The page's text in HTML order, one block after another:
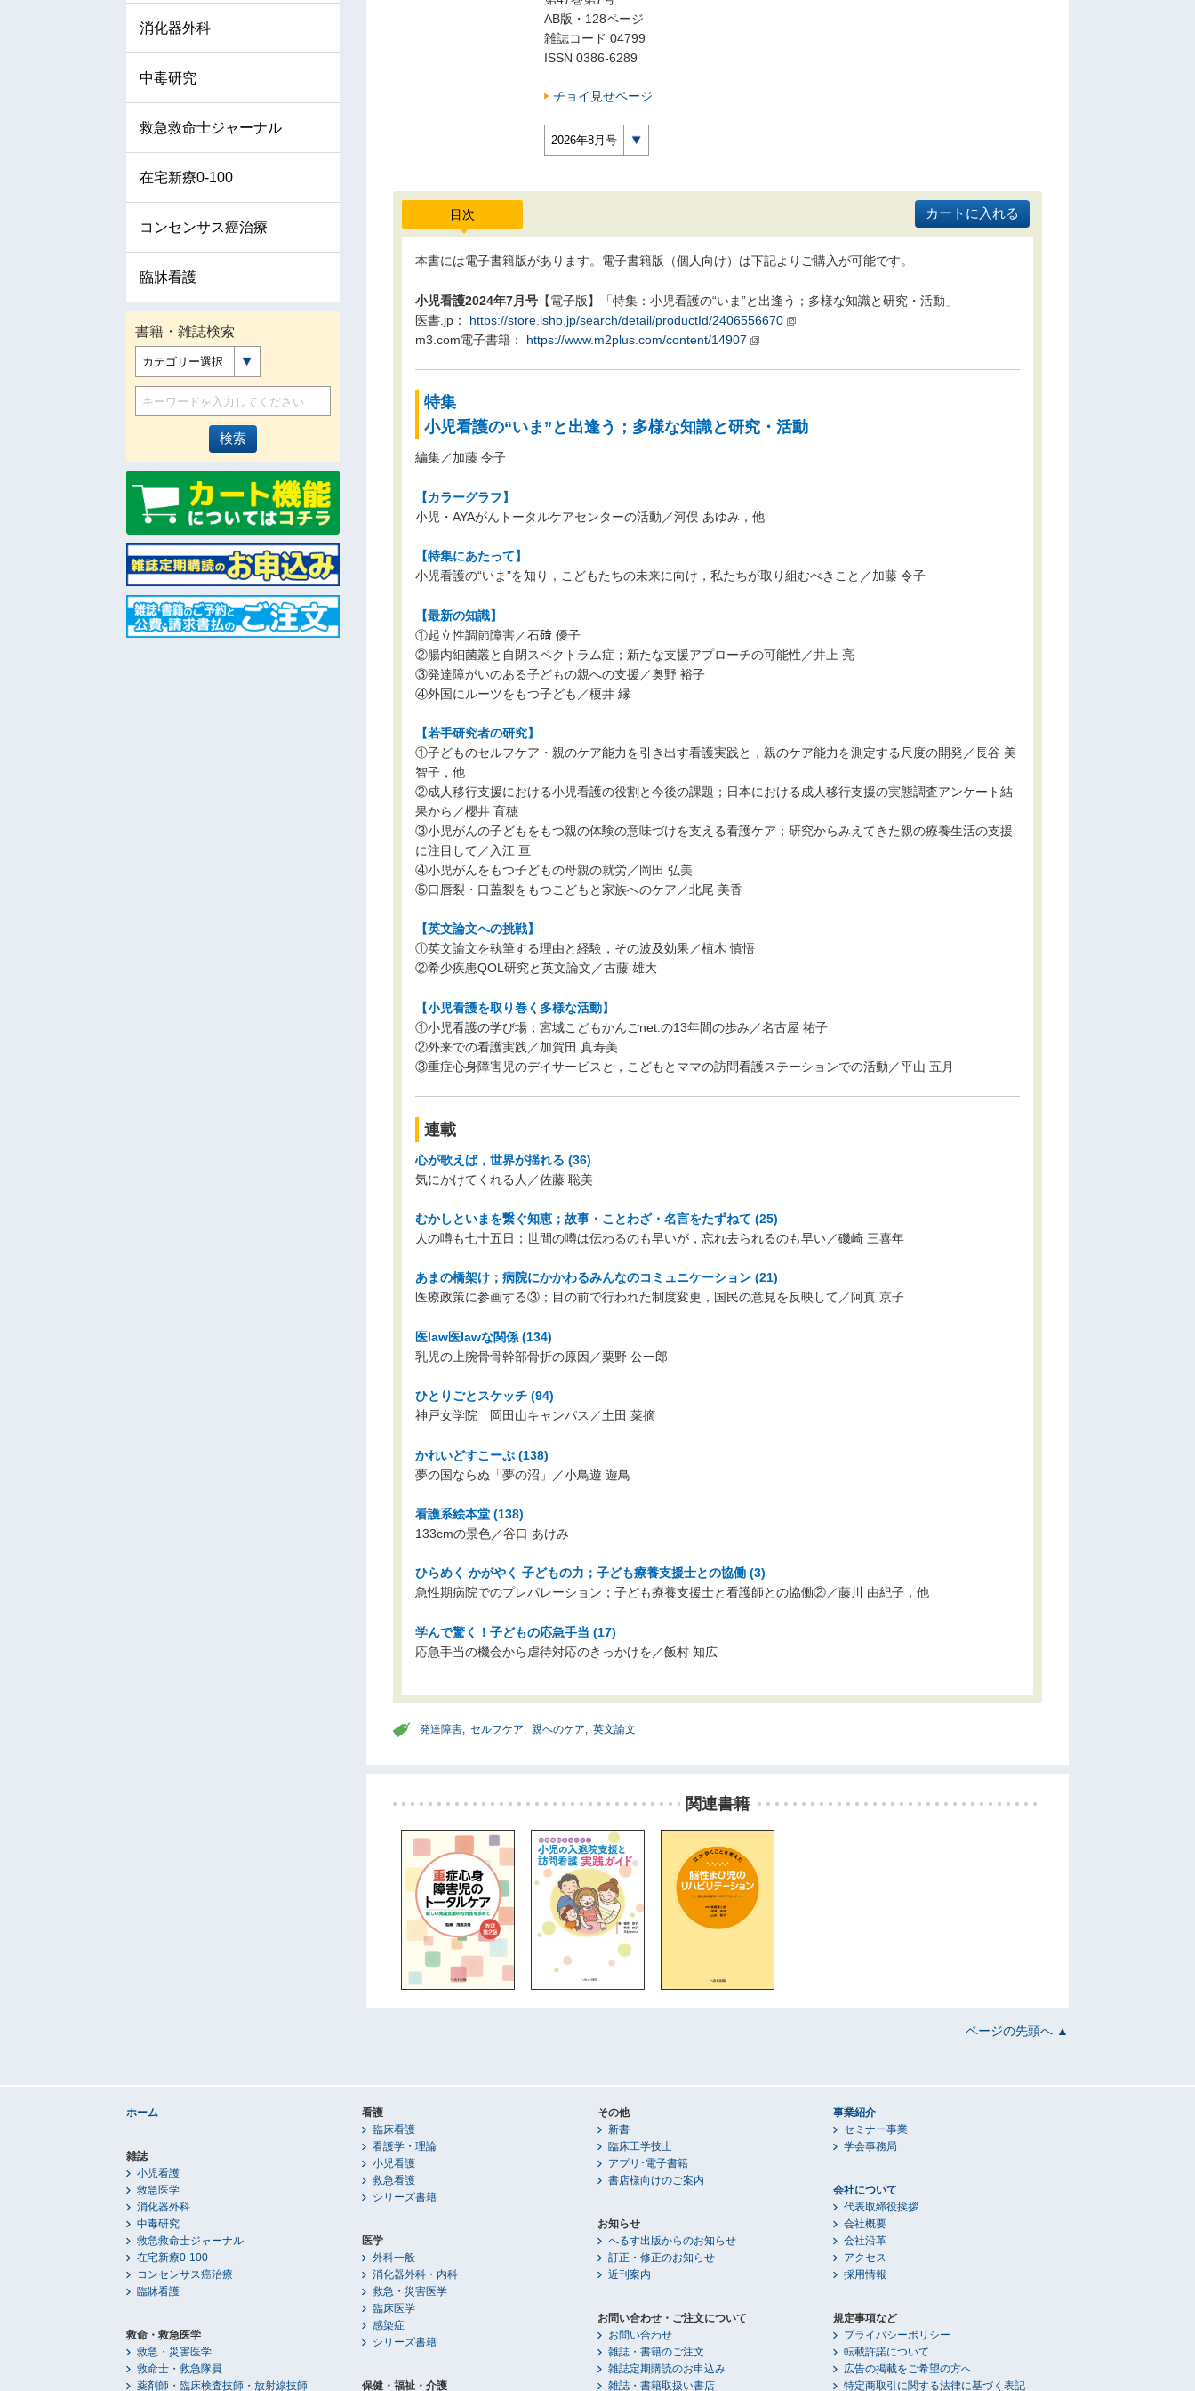
AB版・128ページ
雑誌コード 04799
ISSN 0386-6289
チョイ見せページ
2026年8月号
目次
本書には電子書籍版があります。電子書籍版（個人向け）は下記よりご購入が可能です。
小児看護2024年7月号 【電子版】「特集：小児看護の“いま”と出逢う；多様な知識と研究・活動」
医書.jp： https://store.isho.jp/search/detail/productId/2406556670
m3.com電子書籍： https://www.m2plus.com/content/14907
特集
小児看護の“いま”と出逢う；多様な知識と研究・活動
編集／加藤 令子
【カラーグラフ】
小児・AYAがんトータルケアセンターの活動／河俣 あゆみ，他
【特集にあたって】
小児看護の“いま”を知り，こどもたちの未来に向け，私たちが取り組むべきこと／加藤 令子
【最新の知識】
①起立性調節障害／石𥔎 優子
②腸内細菌叢と自閉スペクトラム症；新たな支援アプローチの可能性／井上 亮
③発達障がいのある子どもの親への支援／奥野 裕子
④外国にルーツをもつ子ども／榎井 縁
【若手研究者の研究】
①子どものセルフケア・親のケア能力を引き出す看護実践と，親のケア能力を測定する尺度の開発／長谷 美
智子，他
②成人移行支援における小児看護の役割と今後の課題；日本における成人移行支援の実態調査アンケート結
果から／櫻井 育穂
③小児がんの子どもをもつ親の体験の意味づけを支える看護ケア；研究からみえてきた親の療養生活の支援
に注目して／入江 亘
④小児がんをもつ子どもの母親の就労／岡田 弘美
⑤口唇裂・口蓋裂をもつこどもと家族へのケア／北尾 美香
【英文論文への挑戦】
①英文論文を執筆する理由と経験，その波及効果／植木 慎悟
②希少疾患QOL研究と英文論文／古藤 雄大
【小児看護を取り巻く多様な活動】
①小児看護の学び場；宮城こどもかんごnet.の13年間の歩み／名古屋 祐子
②外来での看護実践／加賀田 真寿美
③重症心身障害児のデイサービスと，こどもとママの訪問看護ステーションでの活動／平山 五月
連載
心が歌えば，世界が揺れる (36)
気にかけてくれる人／佐藤 聡美
むかしといまを繋ぐ知恵；故事・ことわざ・名言をたずねて (25)
人の噂も七十五日；世間の噂は伝わるのも早いが，忘れ去られるのも早い／磯崎 三喜年
あまの橋架け；病院にかかわるみんなのコミュニケーション (21)
医療政策に参画する③；目の前で行われた制度変更，国民の意見を反映して／阿真 京子
医law医lawな関係 (134)
乳児の上腕骨骨幹部骨折の原因／粟野 公一郎
ひとりごとスケッチ (94)
神戸女学院 岡田山キャンパス／土田 菜摘
かれいどすこーぷ (138)
夢の国ならぬ「夢の沼」／小鳥遊 遊鳥
看護系絵本堂 (138)
133cmの景色／谷口 あけみ
ひらめく かがやく 子どもの力；子ども療養支援士との協働 (3)
急性期病院でのプレパレーション；子ども療養支援士と看護師との協働②／藤川 由紀子，他
学んで驚く！子どもの応急手当 (17)
応急手当の機会から虐待対応のきっかけを／飯村 知広
発達障害, セルフケア, 親へのケア, 英文論文
関連書籍
消化器外科
中毒研究
救急救命士ジャーナル
在宅新療0-100
コンセンサス癌治療
臨牀看護
書籍・雑誌検索
カテゴリー選択
ページの先頭へ ▲
ホーム
雑誌
小児看護
救急医学
消化器外科
中毒研究
救急救命士ジャーナル
在宅新療0-100
コンセンサス癌治療
臨牀看護
救命・救急医学
救急・災害医学
救命士・救急隊員
薬剤師・臨床検査技師・放射線技師
看護
臨床看護
看護学・理論
小児看護
救急看護
シリーズ書籍
医学
外科一般
消化器外科・内科
救急・災害医学
臨床医学
感染症
シリーズ書籍
保健・福祉・介護
その他
新書
臨床工学技士
アプリ･電子書籍
書店様向けのご案内
お知らせ
へるす出版からのお知らせ
訂正・修正のお知らせ
近刊案内
お問い合わせ・ご注文について
お問い合わせ
雑誌・書籍のご注文
雑誌定期購読のお申込み
雑誌・書籍取扱い書店
事業紹介
セミナー事業
学会事務局
会社について
代表取締役挨拶
会社概要
会社沿革
アクセス
採用情報
規定事項など
プライバシーポリシー
転載許諾について
広告の掲載をご希望の方へ
特定商取引に関する法律に基づく表記